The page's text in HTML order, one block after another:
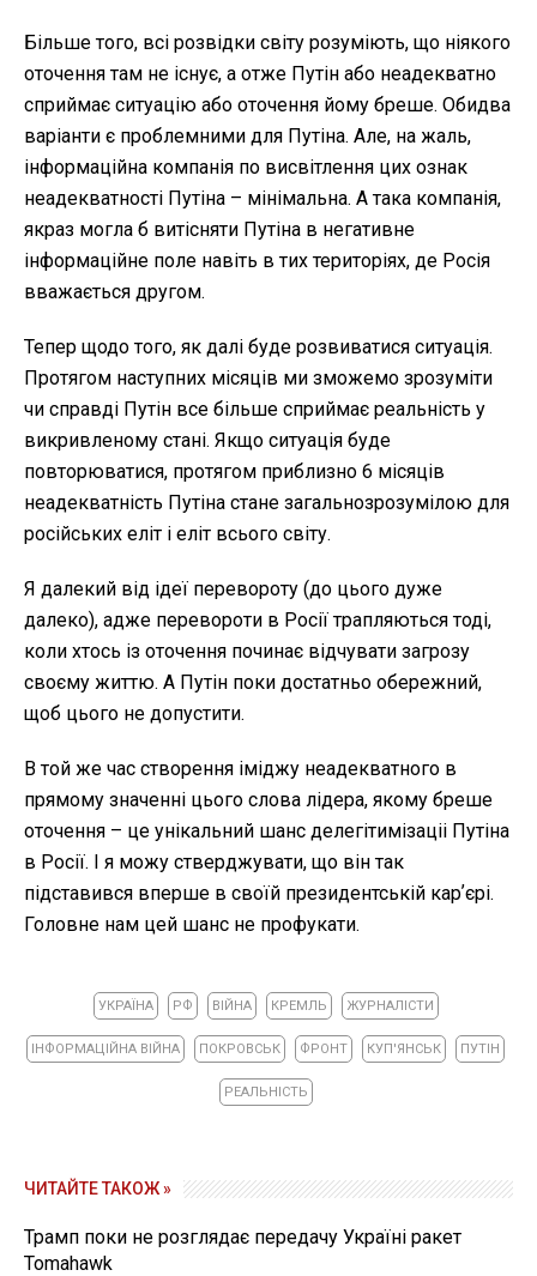
Більше того, всі розвідки світу розуміють, що ніякого
оточення там не існує, а отже Путін або неадекватно
сприймає ситуацію або оточення йому бреше. Обидва
варіанти є проблемними для Путіна. Але, на жаль,
інформаційна компанія по висвітлення цих ознак
неадекватності Путіна – мінімальна. А така компанія,
якраз могла б витісняти Путіна в негативне
інформаційне поле навіть в тих територіях, де Росія
вважається другом.
Тепер щодо того, як далі буде розвиватися ситуація.
Протягом наступних місяців ми зможемо зрозуміти
чи справді Путін все більше сприймає реальність у
викривленому стані. Якщо ситуація буде
повторюватися, протягом приблизно 6 місяців
неадекватність Путіна стане загальнозрозумілою для
російських еліт і еліт всього світу.
Я далекий від ідеї перевороту (до цього дуже
далеко), адже перевороти в Росії трапляються тоді,
коли хтось із оточення починає відчувати загрозу
своєму життю. А Путін поки достатньо обережний,
щоб цього не допустити.
В той же час створення іміджу неадекватного в
прямому значенні цього слова лідера, якому бреше
оточення – це унікальний шанс делегітимізаціі Путіна
в Росії. І я можу стверджувати, що він так
підставився вперше в своїй президентській карʼєрі.
Головне нам цей шанс не профукати.
УКРАЇНА РФ ВІЙНА КРЕМЛЬ ЖУРНАЛІСТИ
ІНФОРМАЦІЙНА ВІЙНА ПОКРОВСЬК ФРОНТ КУП'ЯНСЬК ПУТІН
РЕАЛЬНІСТЬ
ЧИТАЙТЕ ТАКОЖ »
Трамп поки не розглядає передачу Україні ракет
Tomahawk